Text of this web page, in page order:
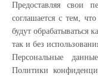
Предоставляя свои
соглашается с тем,
будут обрабатываться
так и без
Персональные
Политики